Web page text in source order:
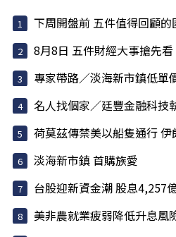
下周開盤前 五件值得回顧的
8月8日 五件財經大事搶先看
專家帶路／淡海新市鎮低單
名人找個家／廷豐金融科技執
荷莫茲傳禁美以船隻通行 伊
淡海新市鎮 首購族愛
台股迎新資金潮 股息4,257
美非農就業疲弱降低升息